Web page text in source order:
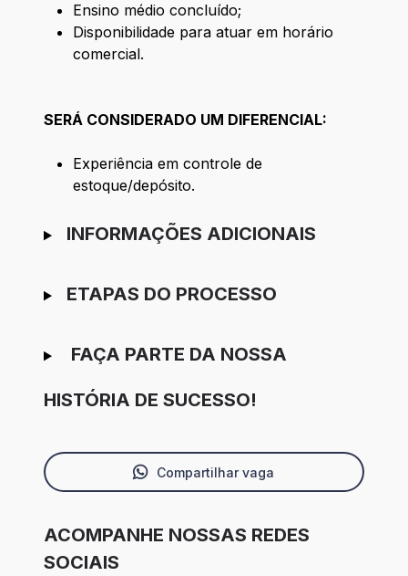
Ensino médio concluído;
Disponibilidade para atuar em horário
comercial.
SERÁ CONSIDERADO UM DIFERENCIAL:
Experiência em controle de
estoque/depósito.
INFORMAÇÕES ADICIONAIS
ETAPAS DO PROCESSO
FAÇA PARTE DA NOSSA
HISTÓRIA DE SUCESSO!
Compartilhar vaga
ACOMPANHE NOSSAS REDES
SOCIAIS